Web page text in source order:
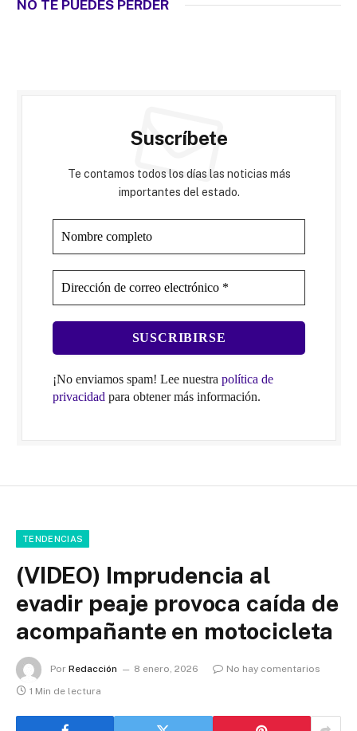
NO TE PUEDES PERDER
Suscríbete
Te contamos todos los días las noticias más
importantes del estado.
¡No enviamos spam! Lee nuestra política de
privacidad para obtener más información.
TENDENCIAS
(VIDEO) Imprudencia al
evadir peaje provoca caída de
acompañante en motocicleta
Por Redacción 8 enero, 2026
No hay comentarios
1 Min de lectura